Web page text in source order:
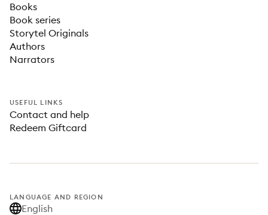
Books
Book series
Storytel Originals
Authors
Narrators
USEFUL LINKS
Contact and help
Redeem Giftcard
LANGUAGE AND REGION
English